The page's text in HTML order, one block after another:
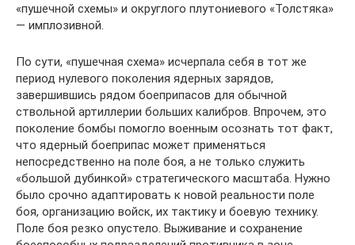
«пушечной схемы» и округлого плутониевого «Толстяка»
— имплозивной.
По сути, «пушечная схема» исчерпала себя в тот же
период нулевого поколения ядерных зарядов,
завершившись рядом боеприпасов для обычной
ствольной артиллерии больших калибров. Впрочем, это
поколение бомбы помогло военным осознать тот факт,
что ядерный боеприпас может применяться
непосредственно на поле боя, а не только служить
«большой дубинкой» стратегического масштаба. Нужно
было срочно адаптировать к новой реальности поле
боя, организацию войск, их тактику и боевую технику.
Поле боя резко опустело. Выживание и сохранение